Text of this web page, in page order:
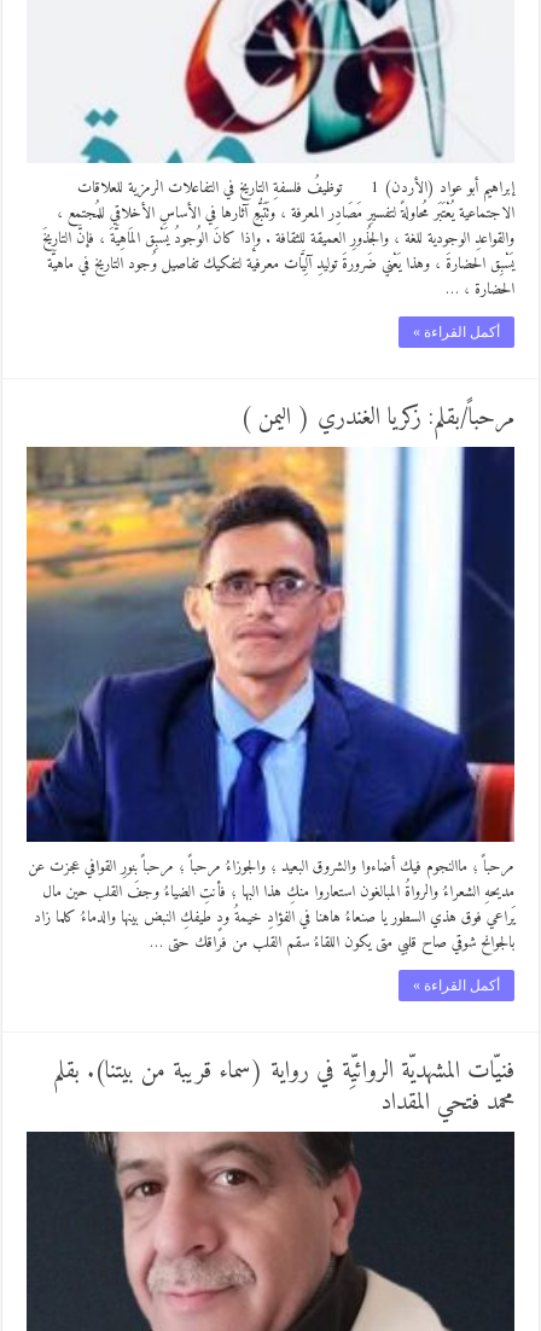
إبراهيم أبو عواد (الأردن) 1 توظيفُ فلسفةِ التاريخ في التفاعلات الرمزية للعلاقات
الاجتماعية يُعْتَبَر مُحاولةً لتفسيرِ مَصَادِر المعرفة ، وتَتَبُّعِ آثارها في الأساسِ الأخلاقي للمُجتمع ،
والقواعدِ الوجودية للغة ، والجُذورِ العميقة للثقافة . وإذا كانَ الوُجودُ يَسْبِق المَاهِيَّةَ ، فإنَّ التاريخَ
يَسْبِق الحضارةَ ، وهذا يَعْني ضَرورةَ توليدِ آلِيَّات معرفية لتفكيك تفاصيل وُجود التاريخ في ماهيَّة
الحضارة ، …
أكمل القراءة »
مرحباً/بقلم: زكريا الغندري ( اليمن )
مرحباً ؛ ماالنجوم فيك أضاءوا والشروق البعيد ؛ والجوزاءُ مرحباً ؛ مرحباً بنورِ القوافي عجزت عن
مديحهِ الشعراءُ والرواةُ المبالغون استعاروا منكِ هذا البها ؛ فأنتِ الضياءُ وجفَ القلب حين مال
يَراعي فوق هذي السطور يا صنعاءُ هاهنا في الفؤادِ خيمةُ ودٍ طيفكِ النبض بينها والدماءُ كلما زاد
بالجوانح شوقي صاح قلبي متى يكون اللقاءُ سقم القلب من فراقك حتى …
أكمل القراءة »
فنيّات المشهديّة الروائيِّة في رواية (سماء قريبة من بيتنا). بقلم
محمد فتحي المقداد